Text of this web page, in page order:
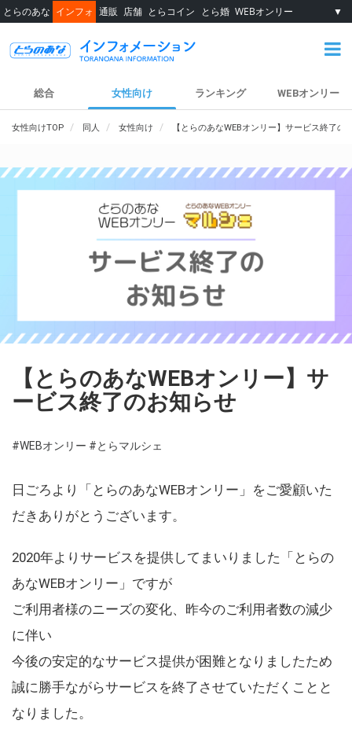
とらのあな インフォ 通販 店舗 とらコイン とら婚 WEBオンリー ▼
総合 女性向け ランキング WEBオンリー
女性向けTOP 同人 女性向け 【とらのあなWEBオンリー】サービス終了の
【とらのあなWEBオンリー】サ
ービス終了のお知らせ
#WEBオンリー #とらマルシェ
日ごろより「とらのあなWEBオンリー」をご愛顧いた
だきありがとうございます。
2020年よりサービスを提供してまいりました「とらの
あなWEBオンリー」ですが
ご利用者様のニーズの変化、昨今のご利用者数の減少
に伴い
今後の安定的なサービス提供が困難となりましたため
誠に勝手ながらサービスを終了させていただくことと
なりました。